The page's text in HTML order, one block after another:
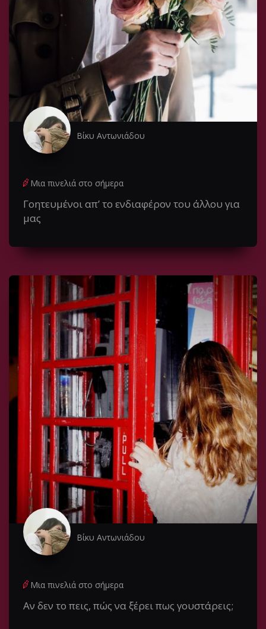
Βίκυ Αντωνιάδου
Μια πινελιά στο σήμερα
Γοητευμένοι απ’ το ενδιαφέρον του άλλου για
μας
Βίκυ Αντωνιάδου
Μια πινελιά στο σήμερα
Αν δεν το πεις, πώς να ξέρει πως γουστάρεις;